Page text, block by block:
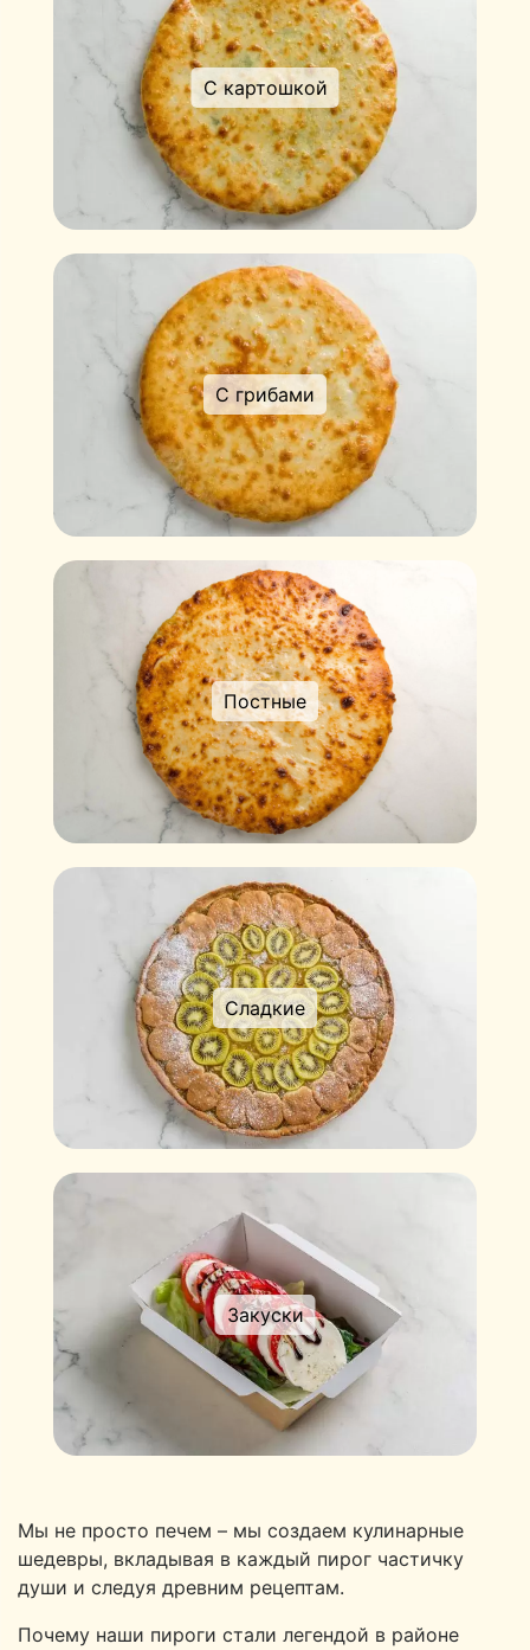
С картошкой
С грибами
Постные
Сладкие
Закуски
Мы не просто печем – мы создаем кулинарные
шедевры, вкладывая в каждый пирог частичку
души и следуя древним рецептам.
Почему наши пироги стали легендой в районе